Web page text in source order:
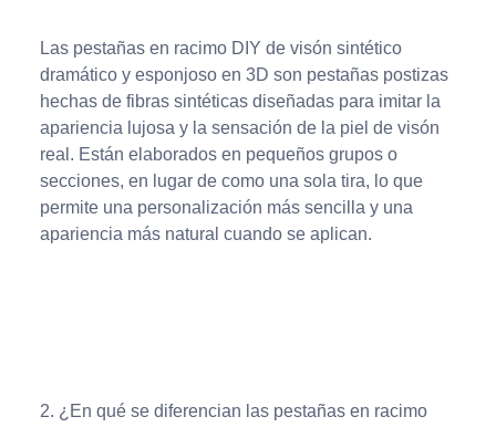
Las pestañas en racimo DIY de visón sintético
dramático y esponjoso en 3D son pestañas postizas
hechas de fibras sintéticas diseñadas para imitar la
apariencia lujosa y la sensación de la piel de visón
real. Están elaborados en pequeños grupos o
secciones, en lugar de como una sola tira, lo que
permite una personalización más sencilla y una
apariencia más natural cuando se aplican.
2. ¿En qué se diferencian las pestañas en racimo